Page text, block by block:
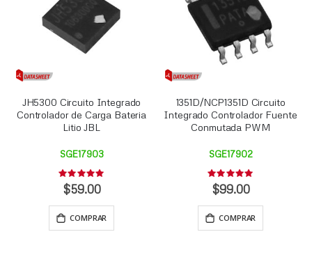
JH5300 Circuito Integrado
Controlador de Carga Bateria
Litio JBL
SGE17903
Rating:
0%
$59.00
COMPRAR
1351D/NCP1351D Circuito
Integrado Controlador Fuente
Conmutada PWM
SGE17902
Rating:
0%
$99.00
COMPRAR